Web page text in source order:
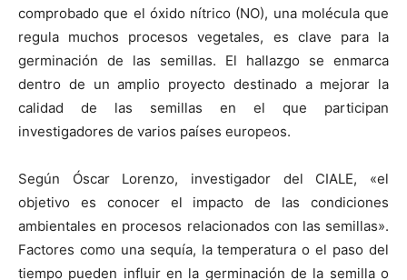
comprobado que el óxido nítrico (NO), una molécula que
regula muchos procesos vegetales, es clave para la
germinación de las semillas. El hallazgo se enmarca
dentro de un amplio proyecto destinado a mejorar la
calidad de las semillas en el que participan
investigadores de varios países europeos.
Según Óscar Lorenzo, investigador del CIALE, «el
objetivo es conocer el impacto de las condiciones
ambientales en procesos relacionados con las semillas».
Factores como una sequía, la temperatura o el paso del
tiempo pueden influir en la germinación de la semilla o